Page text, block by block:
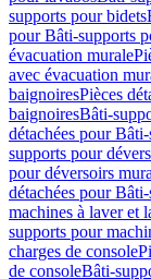
supports pour bidets
pour Bâti-supports
évacuation murale
avec évacuation
baignoiresPièces
baignoiresBâti-
détachées pour
supports pour
pour déversoirs
détachées pour
machines à laver et
supports pour
charges de console
de consoleBâti-